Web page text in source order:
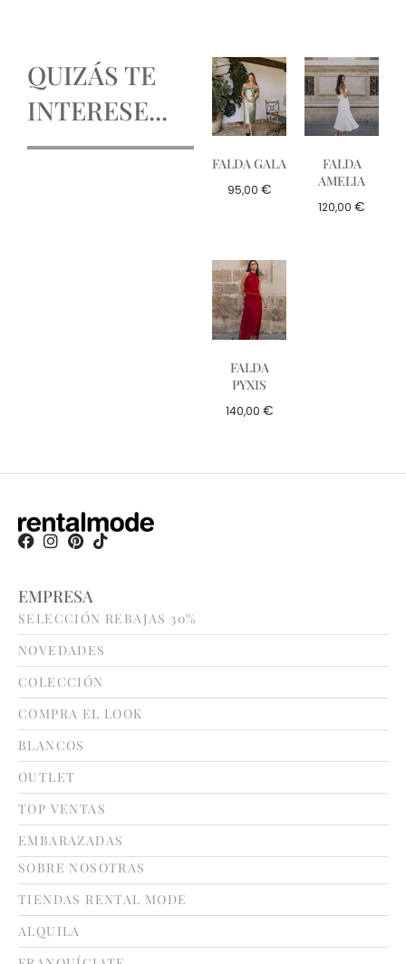
QUIZÁS TE
INTERESE...
FALDA GALA
95,00 €
FALDA
AMELIA
120,00 €
FALDA
PYXIS
140,00 €
EMPRESA
SELECCIÓN REBAJAS 30%
NOVEDADES
COLECCIÓN
COMPRA EL LOOK
BLANCOS
OUTLET
TOP VENTAS
EMBARAZADAS
SOBRE NOSOTRAS
TIENDAS RENTAL MODE
ALQUILA